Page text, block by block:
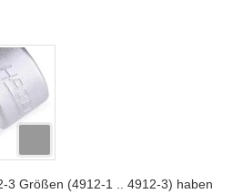
3 Größen (4912-1 .. 4912-3) haben